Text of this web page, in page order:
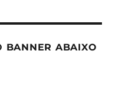
BANNER ABAIXO